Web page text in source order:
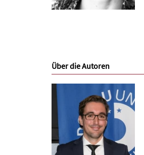
Über die Autoren